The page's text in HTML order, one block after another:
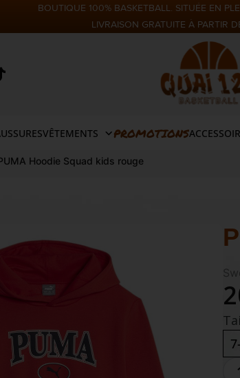
BOUTIQUE 100% BASKETBALL. SITUÉE EN
LIVRAISON GRATUITE À PARTIR
VÊTEMENTS PROMOTIONS
Hoodie Squad kids rouge